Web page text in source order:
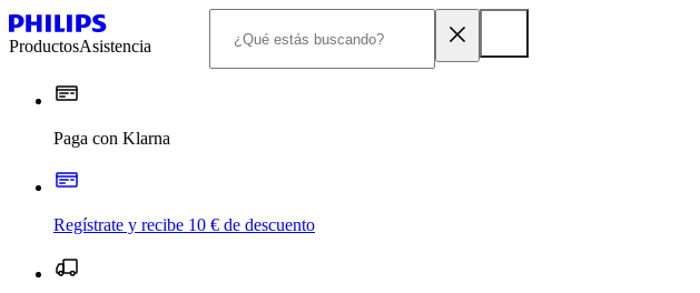
ProductosAsistencia
Paga con Klarna
Regístrate y recibe 10 € de descuento